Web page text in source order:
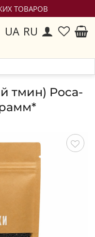
ТОВАРОВ
UA RU
тмин) Роса-